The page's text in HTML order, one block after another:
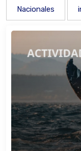
Nacionales